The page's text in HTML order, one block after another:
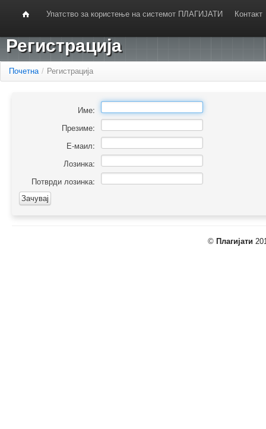
Упатство за користење на системот ПЛАГИЈАТИ Контакт
Регистрација
Почетна / Регистрација
Име:
Презиме:
Е-маил:
Лозинка:
Потврди лозинка:
© Плагијати